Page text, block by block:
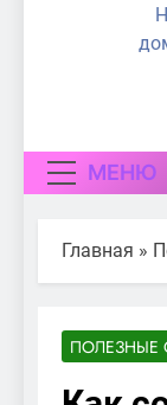
МЕНЮ
Главная »
ПОЛЕЗНЫЕ